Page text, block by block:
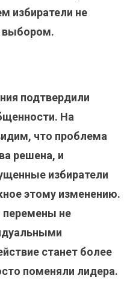
избиратели не
выбором.
подтвердили
На
что проблема
решена, и
избиратели
этому изменению.
перемены не
станет более
поменяли лидера.